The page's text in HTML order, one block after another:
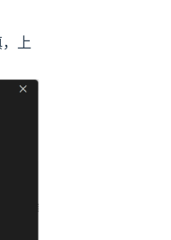
上